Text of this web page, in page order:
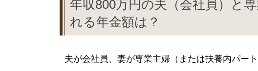
年収800万円の夫（会社員）と
れる年金額は？
夫が会社員、妻が専業主婦（または扶養内パー